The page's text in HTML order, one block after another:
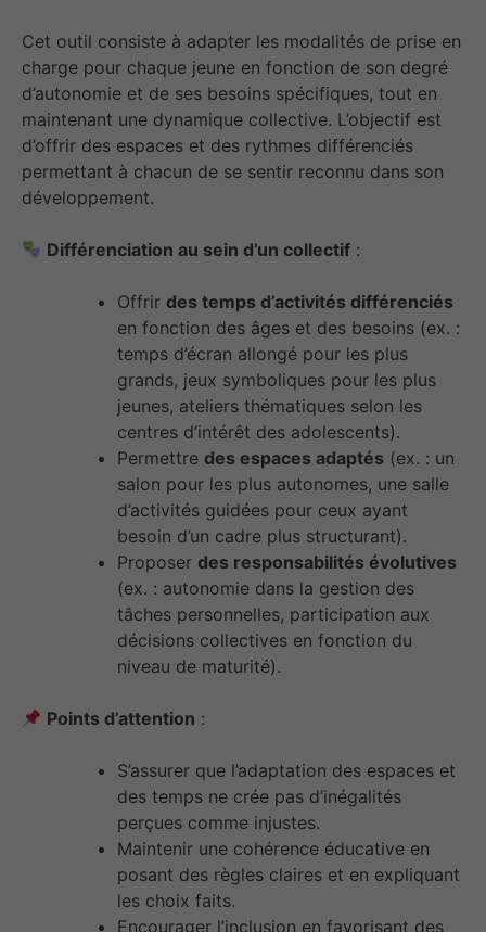
Cet outil consiste à adapter les modalités de prise en
charge pour chaque jeune en fonction de son degré
d’autonomie et de ses besoins spécifiques, tout en
maintenant une dynamique collective. L’objectif est
d’offrir des espaces et des rythmes différenciés
permettant à chacun de se sentir reconnu dans son
développement.
Différenciation au sein d’un collectif :
Offrir des temps d’activités différenciés
en fonction des âges et des besoins (ex. :
temps d’écran allongé pour les plus
grands, jeux symboliques pour les plus
jeunes, ateliers thématiques selon les
centres d’intérêt des adolescents).
Permettre des espaces adaptés (ex. : un
salon pour les plus autonomes, une salle
d’activités guidées pour ceux ayant
besoin d’un cadre plus structurant).
Proposer des responsabilités évolutives
(ex. : autonomie dans la gestion des
tâches personnelles, participation aux
décisions collectives en fonction du
niveau de maturité).
Points d’attention :
S’assurer que l’adaptation des espaces et
des temps ne crée pas d’inégalités
perçues comme injustes.
Maintenir une cohérence éducative en
posant des règles claires et en expliquant
les choix faits.
Encourager l’inclusion en favorisant des